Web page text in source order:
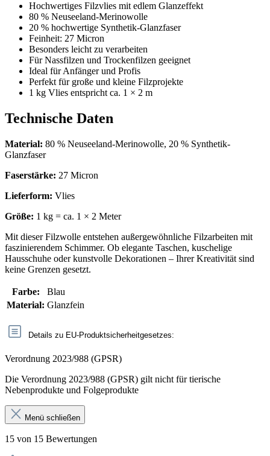
Hochwertiges Filzvlies mit edlem Glanzeffekt
80 % Neuseeland-Merinowolle
20 % hochwertige Synthetik-Glanzfaser
Feinheit: 27 Micron
Besonders leicht zu verarbeiten
Für Nassfilzen und Trockenfilzen geeignet
Ideal für Anfänger und Profis
Perfekt für große und kleine Filzprojekte
1 kg Vlies entspricht ca. 1 × 2 m
Technische Daten
Material: 80 % Neuseeland-Merinowolle, 20 % Synthetik-
Glanzfaser
Faserstärke: 27 Micron
Lieferform: Vlies
Größe: 1 kg = ca. 1 × 2 Meter
Mit dieser Filzwolle entstehen außergewöhnliche Filzarbeiten mit
faszinierendem Schimmer. Ob elegante Taschen, kuschelige
Hausschuhe oder kunstvolle Dekorationen – Ihrer Kreativität sind
keine Grenzen gesetzt.
Farbe:
Blau
Material: Glanzfein
Details zu EU-Produktsicherheitgesetzes:
Verordnung 2023/988 (GPSR)
Die Verordnung 2023/988 (GPSR) gilt nicht für tierische
Nebenprodukte und Folgeprodukte
Menü schließen
15 von 15 Bewertungen